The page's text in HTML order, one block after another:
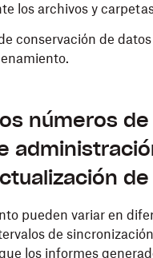
los archivos y
conservación de
números
pueden variar en
de
los informes